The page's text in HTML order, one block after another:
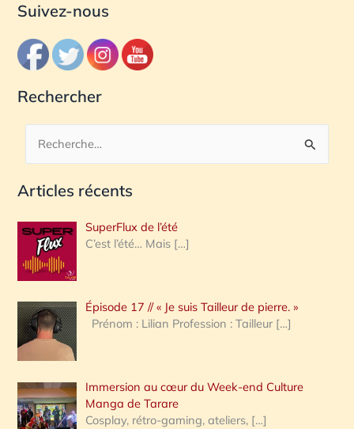
Suivez-nous
Rechercher
c
e
r
c
h
e
:
Articles récents
SuperFlux de l’été
C’est l’été… Mais […]
Épisode 17 // « Je suis Tailleur de pierre. »
Prénom : Lilian Profession : Tailleur […]
Immersion au cœur du Week-end Culture
Manga de Tarare
Cosplay, rétro-gaming, ateliers, […]